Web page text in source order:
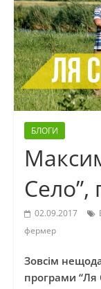
БЛОГИ
Село”,
02.09.2017
фермер
Зовсім
програми “Ля